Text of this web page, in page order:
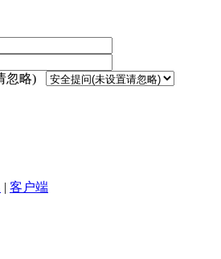
忽略)
| 客户端